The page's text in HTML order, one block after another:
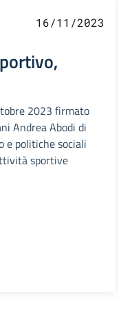
16/11/2023
2023 firmato
Andrea Abodi di
e politiche sociali
sportive